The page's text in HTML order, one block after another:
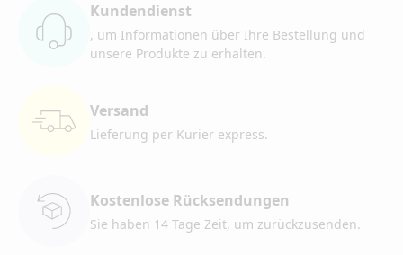
Kundendienst
, um Informationen über Ihre Bestellung und
unsere Produkte zu erhalten.
Versand
Lieferung per Kurier express.
Kostenlose Rücksendungen
Sie haben 14 Tage Zeit, um zurückzusenden.